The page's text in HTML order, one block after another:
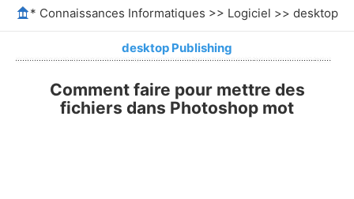
* Connaissances Informatiques >> Logiciel >> desktop
desktop Publishing
Comment faire pour mettre des
fichiers dans Photoshop mot